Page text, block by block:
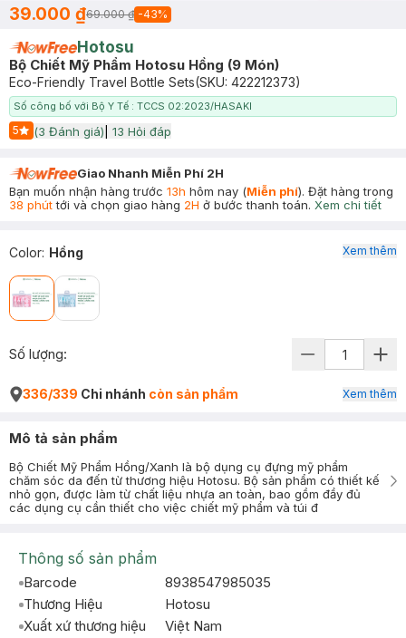
39.000 ₫69.000 ₫ -43%
Hotosu
Bộ Chiết Mỹ Phẩm Hotosu Hồng (9 Món)
Eco-Friendly Travel Bottle Sets(SKU: 422212373)
Số công bố với Bộ Y Tế : TCCS 02:2023/HASAKI
5
Start Icon
(3 Đánh giá) 13 Hỏi đáp
Giao Nhanh Miễn Phí 2H
Bạn muốn nhận hàng trước 13h hôm nay (Miễn phí). Đặt hàng trong
38 phúttới và chọn giao hàng 2H ở bước thanh toán. Xem chi tiết
Color: Hồng Xem thêm
Số lượng:
336/339 Chi nhánh còn sản phẩm Xem thêm
Mô tả sản phẩm
Bộ Chiết Mỹ Phẩm Hồng/Xanh là bộ dụng cụ đựng mỹ phẩm
chăm sóc da đến từ thương hiệu Hotosu. Bộ sản phẩm có thiết kế
nhỏ gọn, được làm từ chất liệu nhựa an toàn, bao gồm đầy đủ
các dụng cụ cần thiết cho việc chiết mỹ phẩm và túi đ
Thông số sản phẩm
Barcode
8938547985035
Thương Hiệu
Hotosu
Xuất xứ thương hiệu
Việt Nam